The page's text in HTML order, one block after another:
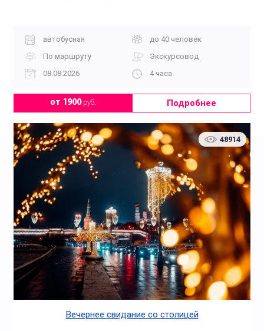
автобусная
до 40 человек
По маршруту
Экскурсовод
08.08.2026
4 часа
от 1900руб. Подробнее
48914
Вечернее свидание со столицей